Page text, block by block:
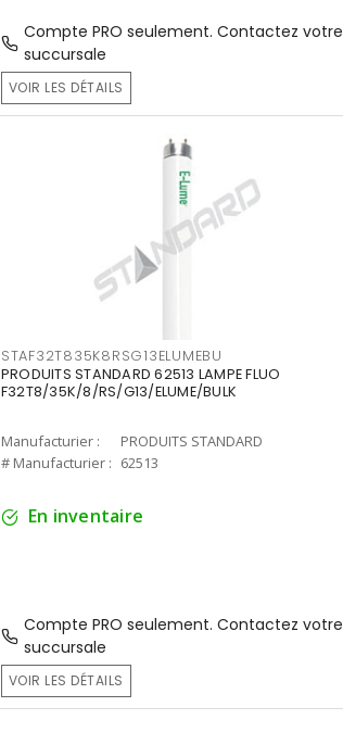
Compte PRO seulement. Contactez votre
succursale
VOIR LES DÉTAILS
STAF32T835K8RSG13ELUMEBU
PRODUITS STANDARD 62513 LAMPE FLUO
F32T8/35K/8/RS/G13/ELUME/BULK
Manufacturier :
PRODUITS STANDARD
# Manufacturier : 62513
En inventaire
Compte PRO seulement. Contactez votre
succursale
VOIR LES DÉTAILS